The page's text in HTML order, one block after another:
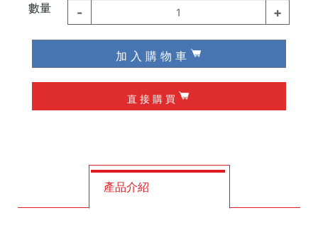
修皮刀 / 刮刀
Makita 機台
Maktec 牧科
數量 - 1 +
加 入 購 物 車
直 接 購 買
產品介紹